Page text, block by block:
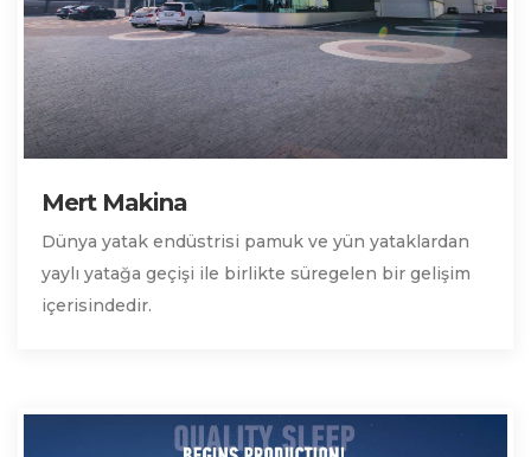
Mert Makina
Dünya yatak endüstrisi pamuk ve yün yataklardan
yaylı yatağa geçişi ile birlikte süregelen bir gelişim
içerisindedir.